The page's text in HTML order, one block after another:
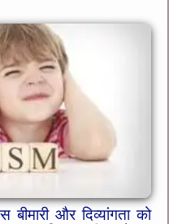
और दिव्यांगता को